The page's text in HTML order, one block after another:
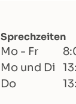
Sprechzeiten
Mo - Fr
Mo und Di
Do